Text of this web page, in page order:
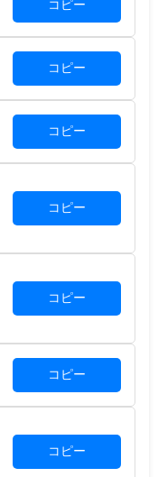
コピー
コピー
コピー
コピー
コピー
コピー
コピー